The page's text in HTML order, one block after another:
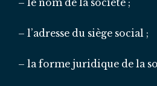
– le nom de la société ;
– l’adresse du siège social ;
– la forme juridique de la